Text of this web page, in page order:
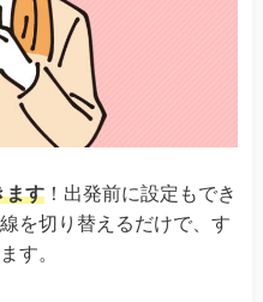
ます ！出発前に設定もでき
を切り替えるだけで、す
す。